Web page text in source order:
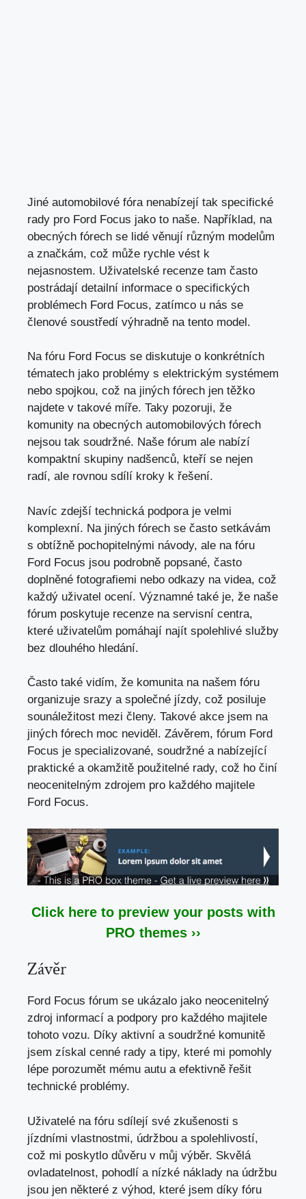
Jiné automobilové fóra nenabízejí tak specifické
rady pro Ford Focus jako to naše. Například, na
obecných fórech se lidé věnují různým modelům
a značkám, což může rychle vést k
nejasnostem. Uživatelské recenze tam často
postrádají detailní informace o specifických
problémech Ford Focus, zatímco u nás se
členové soustředí výhradně na tento model.
Na fóru Ford Focus se diskutuje o konkrétních
tématech jako problémy s elektrickým systémem
nebo spojkou, což na jiných fórech jen těžko
najdete v takové míře. Taky pozoruji, že
komunity na obecných automobilových fórech
nejsou tak soudržné. Naše fórum ale nabízí
kompaktní skupiny nadšenců, kteří se nejen
radí, ale rovnou sdílí kroky k řešení.
Navíc zdejší technická podpora je velmi
komplexní. Na jiných fórech se často setkávám
s obtížně pochopitelnými návody, ale na fóru
Ford Focus jsou podrobně popsané, často
doplněné fotografiemi nebo odkazy na videa, což
každý uživatel ocení. Významné také je, že naše
fórum poskytuje recenze na servisní centra,
které uživatelům pomáhají najít spolehlivé služby
bez dlouhého hledání.
Často také vidím, že komunita na našem fóru
organizuje srazy a společné jízdy, což posiluje
sounáležitost mezi členy. Takové akce jsem na
jiných fórech moc neviděl. Závěrem, fórum Ford
Focus je specializované, soudržné a nabízející
praktické a okamžitě použitelné rady, což ho činí
neocenitelným zdrojem pro každého majitele
Ford Focus.
Click here to preview your posts with
PRO themes ››
Závěr
Ford Focus fórum se ukázalo jako neocenitelný
zdroj informací a podpory pro každého majitele
tohoto vozu. Díky aktivní a soudržné komunitě
jsem získal cenné rady a tipy, které mi pomohly
lépe porozumět mému autu a efektivně řešit
technické problémy.
Uživatelé na fóru sdílejí své zkušenosti s
jízdními vlastnostmi, údržbou a spolehlivostí,
což mi poskytlo důvěru v můj výběr. Skvělá
ovladatelnost, pohodlí a nízké náklady na údržbu
jsou jen některé z výhod, které jsem díky fóru